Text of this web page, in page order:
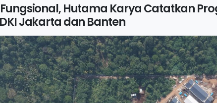
Hutama Karya Catatkan
Jakarta dan Banten